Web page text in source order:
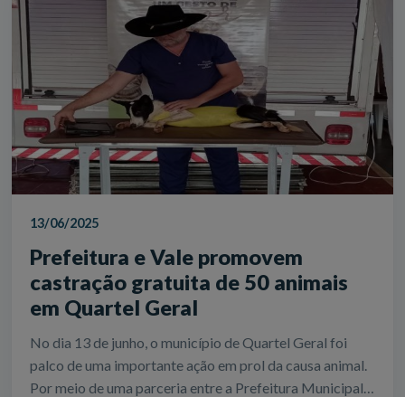
13/06/2025
Prefeitura e Vale promovem
castração gratuita de 50 animais
em Quartel Geral
No dia 13 de junho, o município de Quartel Geral foi
palco de uma importante ação em prol da causa animal.
Por meio de uma parceria entre a Prefeitura Municipal,